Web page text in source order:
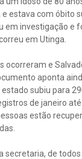
estava com óbito
em investigação e
em Utinga.
ocorreram e
aponta
subiu para
de janeiro
estão
secretaria, de